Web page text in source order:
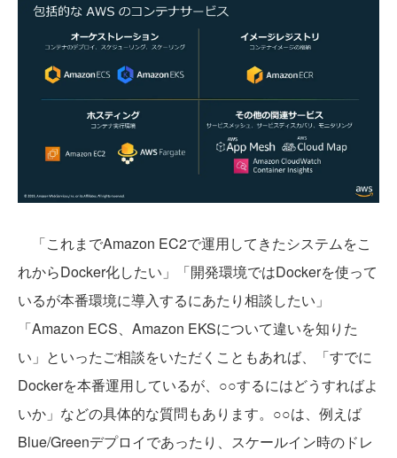
「これまでAmazon EC2で運用してきたシステムをこ
れからDocker化したい」「開発環境ではDockerを使って
いるが本番環境に導入するにあたり相談したい」
「Amazon ECS、Amazon EKSについて違いを知りた
い」といったご相談をいただくこともあれば、「すでに
Dockerを本番運用しているが、○○するにはどうすればよ
いか」などの具体的な質問もあります。○○は、例えば
Blue/Greenデプロイであったり、スケールイン時のドレ